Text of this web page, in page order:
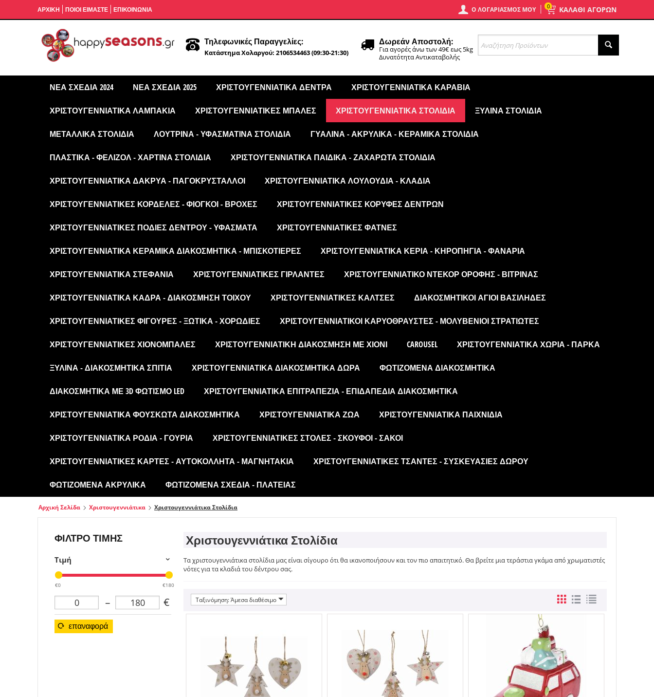
ΑΡΧΙΚΉ ΠΟΙΟΙ ΕΙΜΑΣΤΕ ΕΠΙΚΟΙΝΩΝΙΑ ΚΑΛΑΘΙ ΑΓΟΡΩΝ
0
Ο ΛΟΓΑΡΙΑΣΜΌΣ ΜΟΥ
Τηλεφωνικές Παραγγελίες:
Κατάστημα Χολαργού: 2106534463 (09:30-21:30)
Δωρεάν Αποστολή:
Για αγορές άνω των 49€ εως 5kg
Δυνατότητα Αντικαταβολής
ΝΈΑ ΣΧΈΔΙΑ 2024 ΝΈΑ ΣΧΈΔΙΑ 2025 ΧΡΙΣΤΟΥΓΕΝΝΙΆΤΙΚΑ ΔΈΝΤΡΑ ΧΡΙΣΤΟΥΓΕΝΝΙΆΤΙΚΑ ΚΑΡΆΒΙΑ
ΧΡΙΣΤΟΥΓΕΝΝΙΆΤΙΚΑ ΛΑΜΠΆΚΙΑ ΧΡΙΣΤΟΥΓΕΝΝΙΆΤΙΚΕΣ ΜΠΆΛΕΣ ΧΡΙΣΤΟΥΓΕΝΝΙΆΤΙΚΑ ΣΤΟΛΊΔΙΑ ΞΎΛΙΝΑ ΣΤΟΛΊΔΙΑ
ΜΕΤΑΛΛΙΚΆ ΣΤΟΛΊΔΙΑ ΛΟΎΤΡΙΝΑ - ΥΦΑΣΜΆΤΙΝΑ ΣΤΟΛΊΔΙΑ ΓΥΆΛΙΝΑ - ΑΚΡΥΛΙΚΆ - ΚΕΡΑΜΙΚΆ ΣΤΟΛΊΔΙΑ
ΠΛΑΣΤΙΚΆ - ΦΕΛΙΖΌΛ - ΧΆΡΤΙΝΑ ΣΤΟΛΊΔΙΑ ΧΡΙΣΤΟΥΓΕΝΝΙΆΤΙΚΑ ΠΑΙΔΙΚΆ - ΖΑΧΑΡΩΤΆ ΣΤΟΛΊΔΙΑ
ΧΡΙΣΤΟΥΓΕΝΝΙΆΤΙΚΑ ΔΆΚΡΥΑ - ΠΑΓΟΚΡΎΣΤΑΛΛΟΙ ΧΡΙΣΤΟΥΓΕΝΝΙΆΤΙΚΑ ΛΟΥΛΟΎΔΙΑ - ΚΛΑΔΙΆ
ΧΡΙΣΤΟΥΓΕΝΝΙΆΤΙΚΕΣ ΚΟΡΔΈΛΕΣ - ΦΙΌΓΚΟΙ - ΒΡΟΧΈΣ ΧΡΙΣΤΟΥΓΕΝΝΙΆΤΙΚΕΣ ΚΟΡΥΦΈΣ ΔΈΝΤΡΩΝ
ΧΡΙΣΤΟΥΓΕΝΝΙΆΤΙΚΕΣ ΠΟΔΙΈΣ ΔΈΝΤΡΟΥ - ΥΦΆΣΜΑΤΑ ΧΡΙΣΤΟΥΓΕΝΝΙΆΤΙΚΕΣ ΦΆΤΝΕΣ
ΧΡΙΣΤΟΥΓΕΝΝΙΆΤΙΚΑ ΚΕΡΑΜΙΚΆ ΔΙΑΚΟΣΜΗΤΙΚΆ - ΜΠΙΣΚΟΤΙΈΡΕΣ ΧΡΙΣΤΟΥΓΕΝΝΙΆΤΙΚΑ ΚΕΡΙΆ - ΚΗΡΟΠΉΓΙΑ - ΦΑΝΆΡΙΑ
ΧΡΙΣΤΟΥΓΕΝΝΙΆΤΙΚΑ ΣΤΕΦΆΝΙΑ ΧΡΙΣΤΟΥΓΕΝΝΙΆΤΙΚΕΣ ΓΙΡΛΆΝΤΕΣ ΧΡΙΣΤΟΥΓΕΝΝΙΆΤΙΚΟ ΝΤΕΚΌΡ ΟΡΟΦΉΣ - ΒΙΤΡΊΝΑΣ
ΧΡΙΣΤΟΥΓΕΝΝΙΆΤΙΚΑ ΚΆΔΡΑ - ΔΙΑΚΌΣΜΗΣΗ ΤΟΊΧΟΥ ΧΡΙΣΤΟΥΓΕΝΝΙΆΤΙΚΕΣ ΚΆΛΤΣΕΣ ΔΙΑΚΟΣΜΗΤΙΚΟΊ ΆΓΙΟΙ ΒΑΣΊΛΗΔΕΣ
ΧΡΙΣΤΟΥΓΕΝΝΙΆΤΙΚΕΣ ΦΙΓΟΎΡΕΣ - ΞΩΤΙΚΆ - ΧΟΡΩΔΊΕΣ ΧΡΙΣΤΟΥΓΕΝΝΙΆΤΙΚΟΙ ΚΑΡΥΟΘΡΑΎΣΤΕΣ - ΜΟΛΥΒΈΝΙΟΙ ΣΤΡΑΤΙΏΤΕΣ
ΧΡΙΣΤΟΥΓΕΝΝΙΆΤΙΚΕΣ ΧΙΟΝΌΜΠΑΛΕΣ ΧΡΙΣΤΟΥΓΕΝΝΙΆΤΙΚΗ ΔΙΑΚΌΣΜΗΣΗ ΜΕ ΧΙΌΝΙ CAROUSEL ΧΡΙΣΤΟΥΓΕΝΝΙΆΤΙΚΑ ΧΩΡΙΆ - ΠΆΡΚΑ
ΞΎΛΙΝΑ - ΔΙΑΚΟΣΜΗΤΙΚΆ ΣΠΊΤΙΑ ΧΡΙΣΤΟΥΓΕΝΝΙΆΤΙΚΑ ΔΙΑΚΟΣΜΗΤΙΚΆ ΔΏΡΑ ΦΩΤΙΖΌΜΕΝΑ ΔΙΑΚΟΣΜΗΤΙΚΆ
ΔΙΑΚΟΣΜΗΤΙΚΆ ΜΕ 3D ΦΩΤΙΣΜΌ LED ΧΡΙΣΤΟΥΓΕΝΝΙΆΤΙΚΑ ΕΠΙΤΡΑΠΈΖΙΑ - ΕΠΙΔΑΠΈΔΙΑ ΔΙΑΚΟΣΜΗΤΙΚΆ
ΧΡΙΣΤΟΥΓΕΝΝΙΆΤΙΚΑ ΦΟΥΣΚΩΤΆ ΔΙΑΚΟΣΜΗΤΙΚΆ ΧΡΙΣΤΟΥΓΕΝΝΙΆΤΙΚΑ ΖΏΑ ΧΡΙΣΤΟΥΓΕΝΝΙΆΤΙΚΑ ΠΑΙΧΝΊΔΙΑ
ΧΡΙΣΤΟΥΓΕΝΝΙΆΤΙΚΑ ΡΌΔΙΑ - ΓΟΎΡΙΑ ΧΡΙΣΤΟΥΓΕΝΝΙΆΤΙΚΕΣ ΣΤΟΛΈΣ - ΣΚΟΎΦΟΙ - ΣΆΚΟΙ
ΧΡΙΣΤΟΥΓΕΝΝΙΆΤΙΚΕΣ ΚΆΡΤΕΣ - ΑΥΤΟΚΌΛΛΗΤΑ - ΜΑΓΝΗΤΆΚΙΑ ΧΡΙΣΤΟΥΓΕΝΝΙΆΤΙΚΕΣ ΤΣΆΝΤΕΣ - ΣΥΣΚΕΥΑΣΊΕΣ ΔΏΡΟΥ
ΦΩΤΙΖΌΜΕΝΑ ΑΚΡΥΛΙΚΆ ΦΩΤΙΖΌΜΕΝΑ ΣΧΈΔΙΑ - ΠΛΑΤΕΊΑΣ
Αρχική Σελίδα Χριστουγεννιάτικα Χριστουγεννιάτικα Στολίδια
ΦΊΛΤΡΟ ΤΙΜΉΣ
Τιμή
€0 €180
– €
επαναφορά
Χριστουγεννιάτικα Στολίδια
Tα χριστουγεννιάτικα στολίδια μας είναι σίγουρο ότι θα ικανοποιήσουν και τον πιο απαιτητικό. Θα βρείτε μια τεράστια γκάμα από χρωματιστές
νότες για τα κλαδιά του δέντρου σας.
Ταξινόμηση: Άμεσα διαθέσιμο